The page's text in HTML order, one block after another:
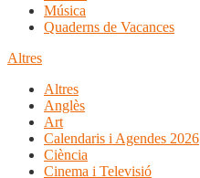
Música
Quaderns de Vacances
Altres
Altres
Anglès
Art
Calendaris i Agendes 2026
Ciència
Cinema i Televisió